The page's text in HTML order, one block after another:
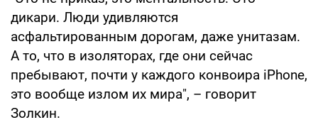
дикари. Люди удивляются
асфальтированным дорогам, даже унитазам.
А то, что в изоляторах, где они сейчас
пребывают, почти у каждого конвоира iPhone,
это вообще излом их мира", – говорит
Золкин.